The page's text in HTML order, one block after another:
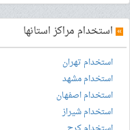
» استخدام مراکز استانها
استخدام تهران
استخدام مشهد
استخدام اصفهان
استخدام شیراز